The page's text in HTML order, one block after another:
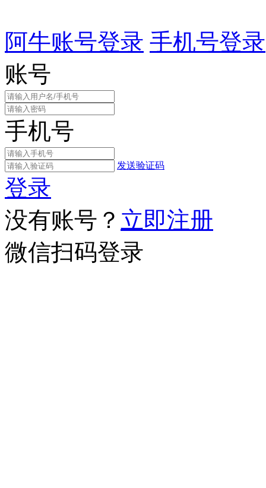
阿牛账号登录 手机号登录
账号
手机号
发送验证码
登录
没有账号？ 立即注册
微信扫码登录